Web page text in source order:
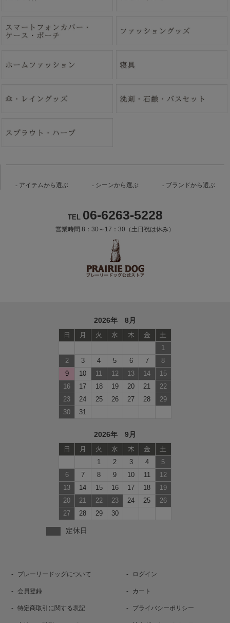
アイテムから選ぶ シーンから選ぶ ブランドから選ぶ
TEL 06-6263-5228
営業時間 8：30～17：30（土日祝は休み）
2026年 8月
日 月 火 水 木 金
土
1
2
3 4 5 6 7
8
9
10 11 12 13 14
15
16
17 18 19 20 21
22
23
24 25 26 27 28
29
30
31
2026年 9月
日 月 火 水 木 金
土
1
2 3 4
5
6
7 8 9 10 11
12
13
14 15 16 17 18
19
20
21 22 23 24 25
26
27
28 29 30
定休日
プレーリードッグについて ログイン
会員登録 カート
特定商取引に関する表記 プライバシーポリシー